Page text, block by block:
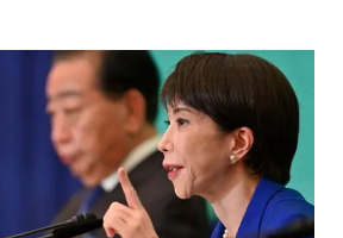
新华社权威快报|我国编制完成新版全月地质图
80后女柜员逆袭成4200亿银行副行长
“银行午休1.5小时”留个窗口行不行
如何把百年大党建设得更加坚强有力